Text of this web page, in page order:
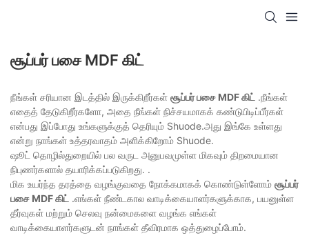
சூப்பர் பசை MDF கிட்
நீங்கள் சரியான இடத்தில் இருக்கிறீர்கள் சூப்பர் பசை MDF கிட் .நீங்கள்
எதைத் தேடுகிறீர்களோ, அதை நீங்கள் நிச்சயமாகக் கண்டுபிடிப்பீர்கள்
என்பது இப்போது உங்களுக்குத் தெரியும் Shuode.அது இங்கே உள்ளது
என்று நாங்கள் உத்தரவாதம் அளிக்கிறோம் Shuode.
ஷூட் தொழில்துறையில் பல வருட அனுபவமுள்ள மிகவும் திறமையான
நிபுணர்களால் தயாரிக்கப்படுகிறது. .
மிக உயர்ந்த தரத்தை வழங்குவதை நோக்கமாகக் கொண்டுள்ளோம் சூப்பர்
பசை MDF கிட் .எங்கள் நீண்டகால வாடிக்கையாளர்களுக்காக, பயனுள்ள
தீர்வுகள் மற்றும் செலவு நன்மைகளை வழங்க எங்கள்
வாடிக்கையாளர்களுடன் நாங்கள் தீவிரமாக ஒத்துழைப்போம்.